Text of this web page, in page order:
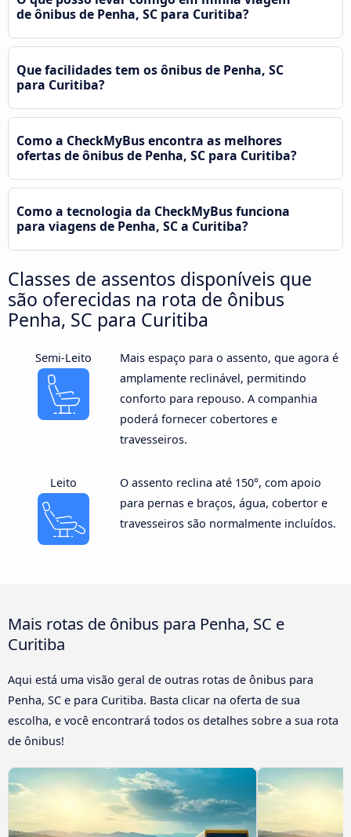
de ônibus de Penha, SC para Curitiba?
Que facilidades tem os ônibus de Penha, SC
para Curitiba?
Como a CheckMyBus encontra as melhores
ofertas de ônibus de Penha, SC para Curitiba?
Como a tecnologia da CheckMyBus funciona
para viagens de Penha, SC a Curitiba?
Classes de assentos disponíveis que
são oferecidas na rota de ônibus
Penha, SC para Curitiba
Semi-Leito
Mais espaço para o assento, que agora é
amplamente reclinável, permitindo
conforto para repouso. A companhia
poderá fornecer cobertores e
travesseiros.
Leito
O assento reclina até 150°, com apoio
para pernas e braços, água, cobertor e
travesseiros são normalmente incluídos.
Mais rotas de ônibus para Penha, SC e
Curitiba
Aqui está uma visão geral de outras rotas de ônibus para
Penha, SC e para Curitiba. Basta clicar na oferta de sua
escolha, e você encontrará todos os detalhes sobre a sua rota
de ônibus!